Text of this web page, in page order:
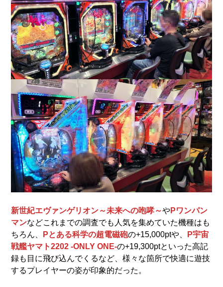
新世紀エヴァンゲリオン～未来への咆哮～やPワンパン
マンなどこれまでの調査でも人気を集めていた機種はも
ちろん、
Pとある科学の超電磁砲の+15,000ptや、
P宇宙
戦艦ヤマト2202 -ONLY ONE-の+19,300ptといった高記
録も目に飛び込んでくるなど、様々な箇所で快適に遊技
するプレイヤーの姿が印象的だった。